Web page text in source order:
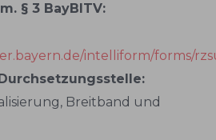
§ 3 BayBITV:
intelliform/forms/
Breitband und